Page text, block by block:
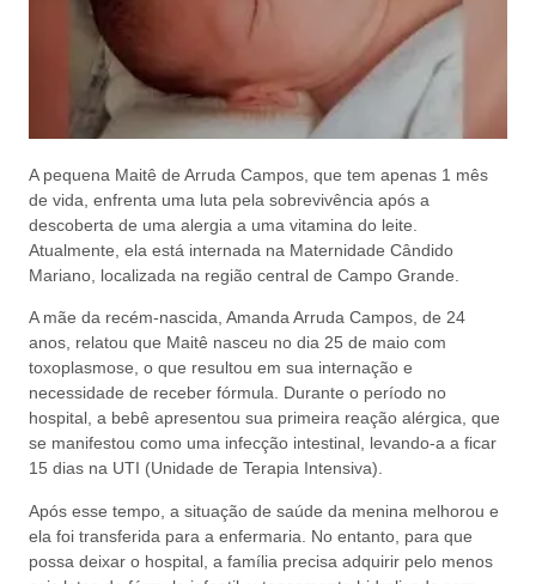
A pequena Maitê de Arruda Campos, que tem apenas 1 mês
de vida, enfrenta uma luta pela sobrevivência após a
descoberta de uma alergia a uma vitamina do leite.
Atualmente, ela está internada na Maternidade Cândido
Mariano, localizada na região central de Campo Grande.
A mãe da recém-nascida, Amanda Arruda Campos, de 24
anos, relatou que Maitê nasceu no dia 25 de maio com
toxoplasmose, o que resultou em sua internação e
necessidade de receber fórmula. Durante o período no
hospital, a bebê apresentou sua primeira reação alérgica, que
se manifestou como uma infecção intestinal, levando-a a ficar
15 dias na UTI (Unidade de Terapia Intensiva).
Após esse tempo, a situação de saúde da menina melhorou e
ela foi transferida para a enfermaria. No entanto, para que
possa deixar o hospital, a família precisa adquirir pelo menos